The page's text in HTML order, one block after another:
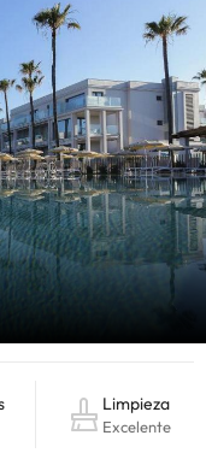
Limpieza
Excelente